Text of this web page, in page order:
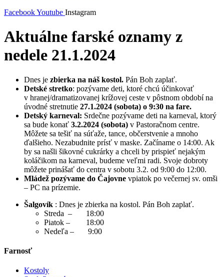
FacebookYoutube Instagram
Aktuálne farské oznamy z
nedele 21.1.2024
Dnes je zbierka na náš kostol. Pán Boh zaplať.
Detské stretko: pozývame deti, ktoré chcú účinkovať
v hranej/dramatizovanej krížovej ceste v pôstnom období na
úvodné stretnutie 27.1.2024 (sobota) o 9:30 na fare.
Detský karneval: Srdečne pozývame deti na karneval, ktorý
sa bude konať 3.2.2024 (sobota) v Pastoračnom centre.
Môžete sa tešiť na súťaže, tance, občerstvenie a mnoho
ďalšieho. Nezabudnite prísť v maske. Začíname o 14:00. Ak
by sa našli šikovné cukrárky a chceli by prispieť nejakým
koláčikom na karneval, budeme veľmi radi. Svoje dobroty
môžete prinášať do centra v sobotu 3.2. od 9:00 do 12:00.
Mládež pozývame do Čajovne vpiatok po večernej sv. omši
– PC na prízemie.
Šalgovík : Dnes je zbierka na kostol. Pán Boh zaplať.
Streda – 18:00
Piatok – 18:00
Nedeľa – 9:00
Farnosť
Kostoly